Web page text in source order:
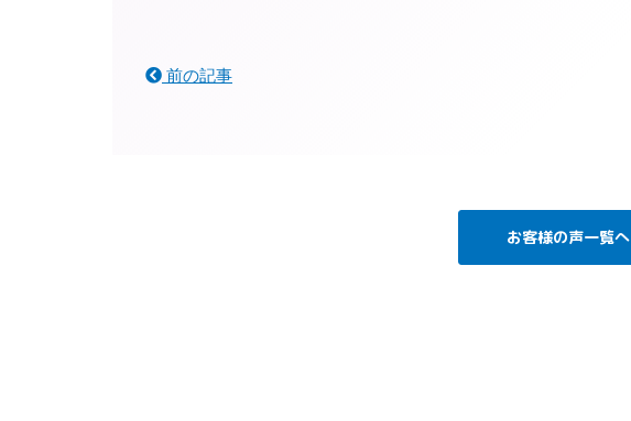
前の記事
お客様の声一覧へ